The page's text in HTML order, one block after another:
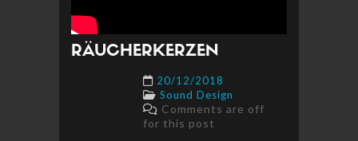
RÄUCHERKERZEN
20/12/2018
Sound Design
Comments are off
for this post